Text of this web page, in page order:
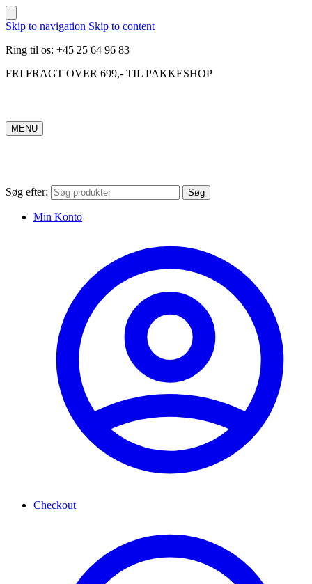
Skip to navigation Skip to content
Ring til os: +45 25 64 96 83
FRI FRAGT OVER 699,- TIL PAKKESHOP
MENU
Søg efter: Søg
Min Konto
Checkout